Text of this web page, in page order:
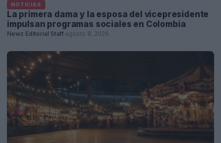
NOTICIAS
La primera dama y la esposa del vicepresidente
impulsan programas sociales en Colombia
Newz Editorial Staff agosto 8, 2026